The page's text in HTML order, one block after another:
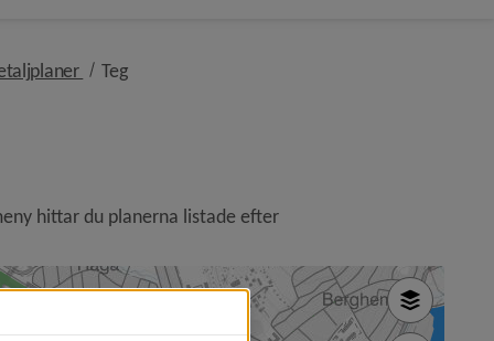
nivå i brödsmulenavigeringen
Tegnivå i brödsmulenavigeringen
hittar du planerna listade efter